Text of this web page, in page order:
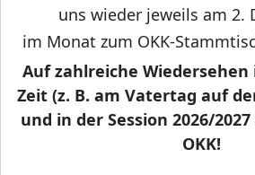
uns wieder jeweils am 2.
im Monat zum OKK-
Auf zahlreiche
Zeit (z. B. am Vatertag auf
und in der Session 2026/
OKK!